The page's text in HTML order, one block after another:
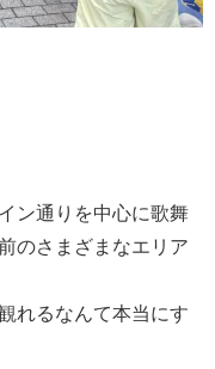
ン通りを中心に歌舞
のさまざまなエリア
れるなんて本当にす